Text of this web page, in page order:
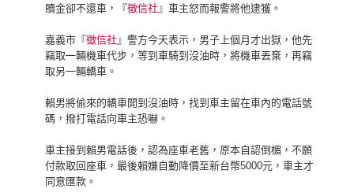
贖金卻不還車，『徵信社 』車主怒而報警將他逮獲。
嘉義市『徵信社 』警方今天表示，男子上個月才出獄，他先
竊取一輛機車代步，等到車騎到沒油時，將機車丟棄，再竊
取另一輛轎車。
賴男將偷來的轎車開到沒油時，找到車主留在車內的電話號
碼，撥打電話向車主恐嚇。
車主接到賴男電話後，認為座車老舊，原本自認倒楣，不願
付款取回座車，最後賴嫌自動降價至新台幣5000元，車主才
同意匯款。